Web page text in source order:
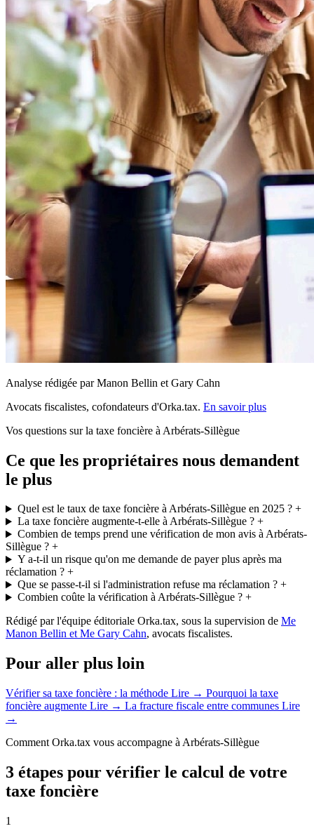
Analyse rédigée par Manon Bellin et Gary Cahn
Avocats fiscalistes, cofondateurs d'Orka.tax. En savoir plus
Vos questions sur la taxe foncière à Arbérats-Sillègue
Ce que les propriétaires nous demandent
le plus
Quel est le taux de taxe foncière à Arbérats-Sillègue en 2025 ?+
La taxe foncière augmente-t-elle à Arbérats-Sillègue ?+
Combien de temps prend une vérification de mon avis à Arbérats-
Sillègue ? +
Y a-t-il un risque qu'on me demande de payer plus après ma
réclamation ? +
Que se passe-t-il si l'administration refuse ma réclamation ?+
Combien coûte la vérification à Arbérats-Sillègue ?+
Rédigé par l'équipe éditoriale Orka.tax, sous la supervision de Me
Manon Bellin et Me Gary Cahn, avocats fiscalistes.
Pour aller plus loin
Vérifier sa taxe foncière : la méthode Lire → Pourquoi la taxe
foncière augmente Lire → La fracture fiscale entre communes Lire
→
Comment Orka.tax vous accompagne à Arbérats-Sillègue
3 étapes pour vérifier le calcul de votre
taxe foncière
1